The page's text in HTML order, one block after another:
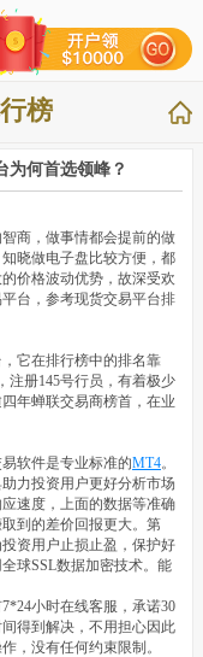
榜
为何首选领峰？
商，做事情都会提前的做
晓做电子盘比较方便，都
价格波动优势，故深受欢
台，参考现货交易平台排
它在排行榜中的排名靠
注册145号行员，有着极少
年蝉联交易商榜首，在业
软件是专业标准的MT4。
力投资用户更好分析市场
速度，上面的数据等准确
到的差价回报更大。第
资用户止损止盈，保护好
球SSL数据加密技术。能
小时在线客服，承诺30
得到解决，不用担心因此
，没有任何约束限制。